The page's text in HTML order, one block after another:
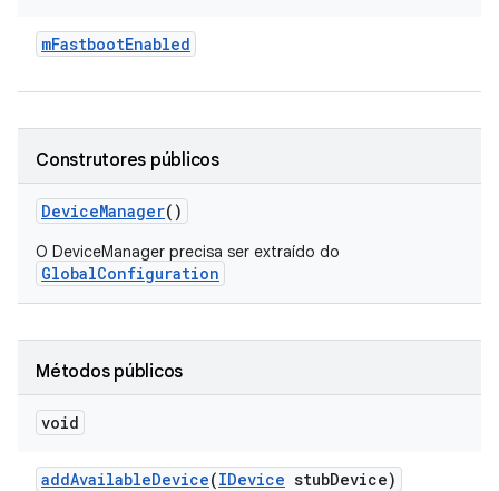
mFastbootEnabled
Construtores públicos
DeviceManager()
O DeviceManager precisa ser extraído do
GlobalConfiguration
Métodos públicos
void
addAvailableDevice(IDevice stubDevice)